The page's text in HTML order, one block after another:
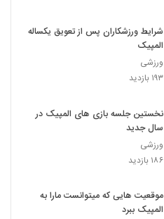
شرایط ورزشکاران پس از تعویق یکساله
المپیک
ورزشی
۱۹۳ بازدید
نخستین جلسه بازی های المپیک در
سال جدید
ورزشی
۱۸۶ بازدید
موقعیت هایی که میتوانست مارا به
المپیک ببرد